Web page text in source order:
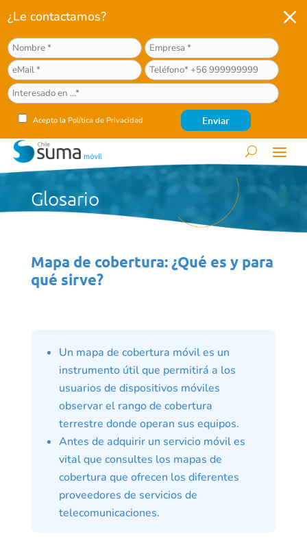
¿Le contactamos?
Acepto la Política de Privacidad
M
Glosario
Mapa de cobertura: ¿Qué es y para
qué sirve?
Un mapa de cobertura móvil es un
instrumento útil que permitirá a los
usuarios de dispositivos móviles
observar el rango de cobertura
terrestre donde operan sus equipos.
Antes de adquirir un servicio móvil es
vital que consultes los mapas de
cobertura que ofrecen los diferentes
proveedores de servicios de
telecomunicaciones.